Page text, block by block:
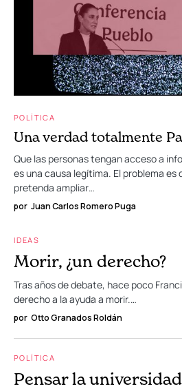
POLÍTICA
Una verdad totalmente
Que las personas tengan acceso a
es una causa legítima. El problema es
pretenda ampliar…
por Juan Carlos Romero Puga
IDEAS
Morir, ¿un derecho?
Tras años de debate, hace poco
derecho a la ayuda a morir.…
por Otto Granados Roldán
POLÍTICA
Pensar la universidad